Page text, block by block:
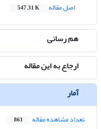
اصل مقاله
547.31 K
هم رسانی
ارجاع به این مقاله
آمار
تعداد مشاهده مقاله 861